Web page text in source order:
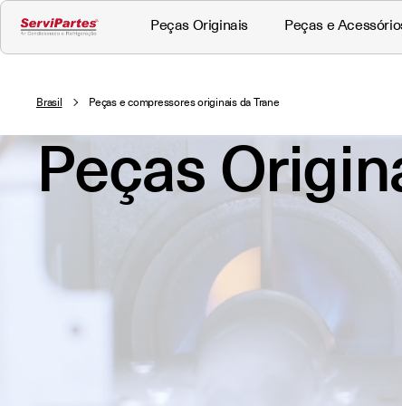
Peças Originais Peças e
Brasil Peças e compressores originais da Trane
Peças